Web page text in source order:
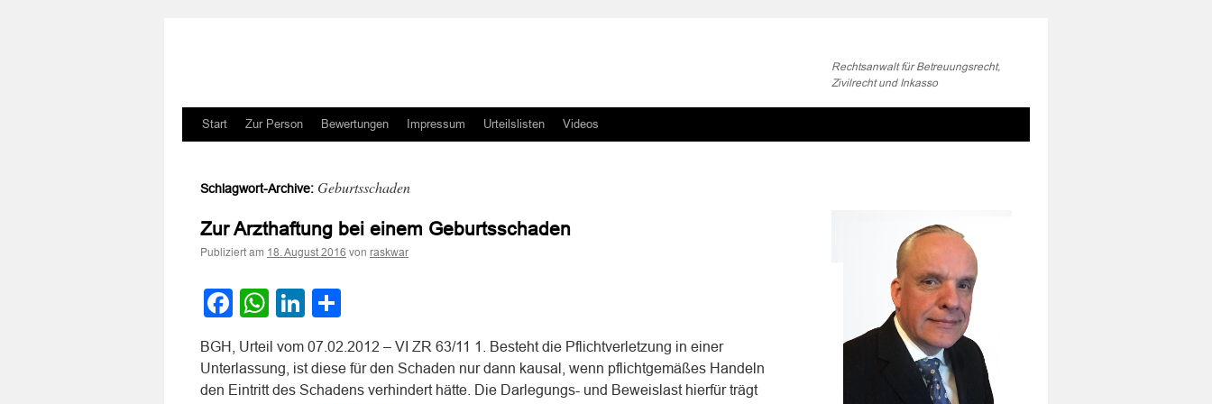
Rechtsanwalt für Betreuungsrecht,
Zivilrecht und Inkasso
Zum
springen
Start Zur Person Bewertungen Impressum Urteilslisten Videos
Schlagwort-Archive: Geburtsschaden
Zur Arzthaftung bei einem Geburtsschaden
Publiziert am 18. August 2016 von raskwar
Facebook
WhatsApp
LinkedIn
BGH, Urteil vom 07.02.2012 – VI ZR 63/11 1. Besteht die Pflichtverletzung in einer
Unterlassung, ist diese für den Schaden nur dann kausal, wenn pflichtgemäßes Handeln
den Eintritt des Schadens verhindert hätte. Die Darlegungs- und Beweislast hierfür trägt